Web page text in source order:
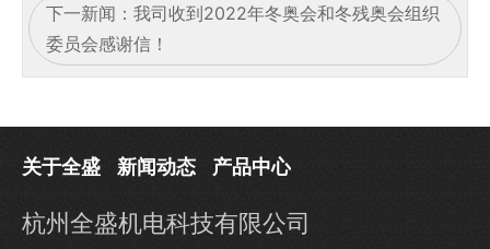
下一新闻： 我司收到2022年冬奥会和冬残奥会组织
委员会感谢信！
关于全盛 新闻动态 产品中心
杭州全盛机电科技有限公司